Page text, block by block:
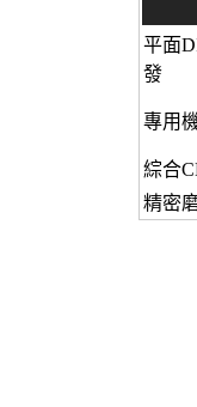
平面
發
專用
綜合
精密